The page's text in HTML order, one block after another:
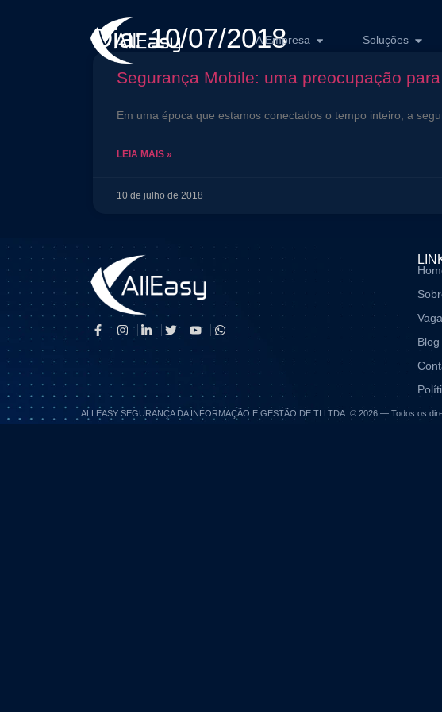
A Empresa Soluções
Dia: 10/07/2018
Segurança Mobile: uma preocupação
Em uma época que estamos conectados o tempo inteiro, a
LEIA MAIS »
10 de julho de 2018
Blog
ALLEASY SEGURANÇA DA INFORMAÇÃO E GESTÃO DE TI LTDA. © 2026 — Todos os